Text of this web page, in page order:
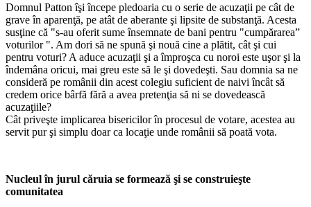
Domnul Patton îşi începe pledoaria cu o serie de acuzaţii pe cât de
grave în aparenţă, pe atât de aberante şi lipsite de substanţă. Acesta
susţine că "s-au oferit sume însemnate de bani pentru "cumpărarea”
voturilor ". Am dori să ne spună şi nouă cine a plătit, cât şi cui
pentru voturi? A aduce acuzaţii şi a împroşca cu noroi este uşor şi la
îndemâna oricui, mai greu este să le şi dovedeşti. Sau domnia sa ne
consideră pe românii din acest colegiu suficient de naivi încât să
credem orice bârfă fără a avea pretenţia să ni se dovedească
acuzaţiile?
Cât priveşte implicarea bisericilor în procesul de votare, acestea au
servit pur şi simplu doar ca locaţie unde românii să poată vota.
Nucleul în jurul căruia se formează şi se construieşte
comunitatea